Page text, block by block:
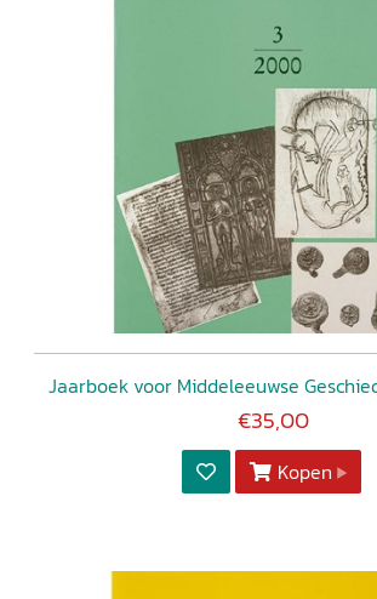
Jaarboek voor Middeleeuwse
€35,00
Kopen